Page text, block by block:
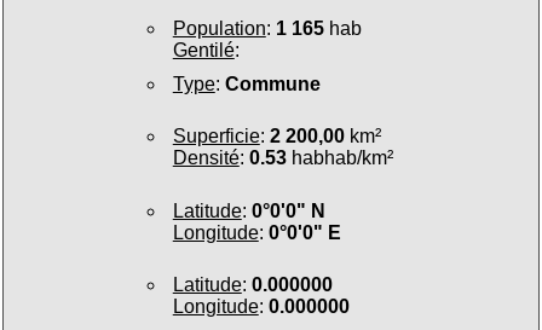
Population: 1 165hab
Gentilé:
Type: Commune
Superficie: 2 200,00km²
Densité: 0.53habhab/km²
Latitude: 0°0'0" N
Longitude: 0°0'0" E
Latitude: 0.000000
Longitude: 0.000000